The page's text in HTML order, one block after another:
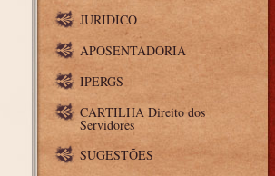
JURIDICO
APOSENTADORIA
IPERGS
CARTILHA Direito dos
Servidores
SUGESTÕES